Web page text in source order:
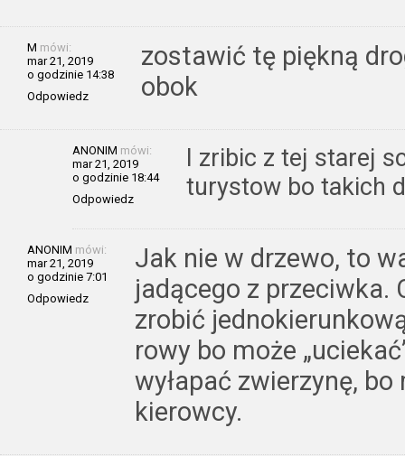
M mówi:
mar 21, 2019
o godzinie 14:38
Odpowiedz
zostawić tę piękną
obok
ANONIM mówi:
mar 21, 2019
o godzinie 18:44
Odpowiedz
I zribic z tej starej
turystow bo takich
ANONIM mówi:
mar 21, 2019
o godzinie 7:01
Odpowiedz
Jak nie w drzewo, to
jadącego z przeciwka.
zrobić
rowy bo może
wyłapać zwierzynę,
kierowcy.